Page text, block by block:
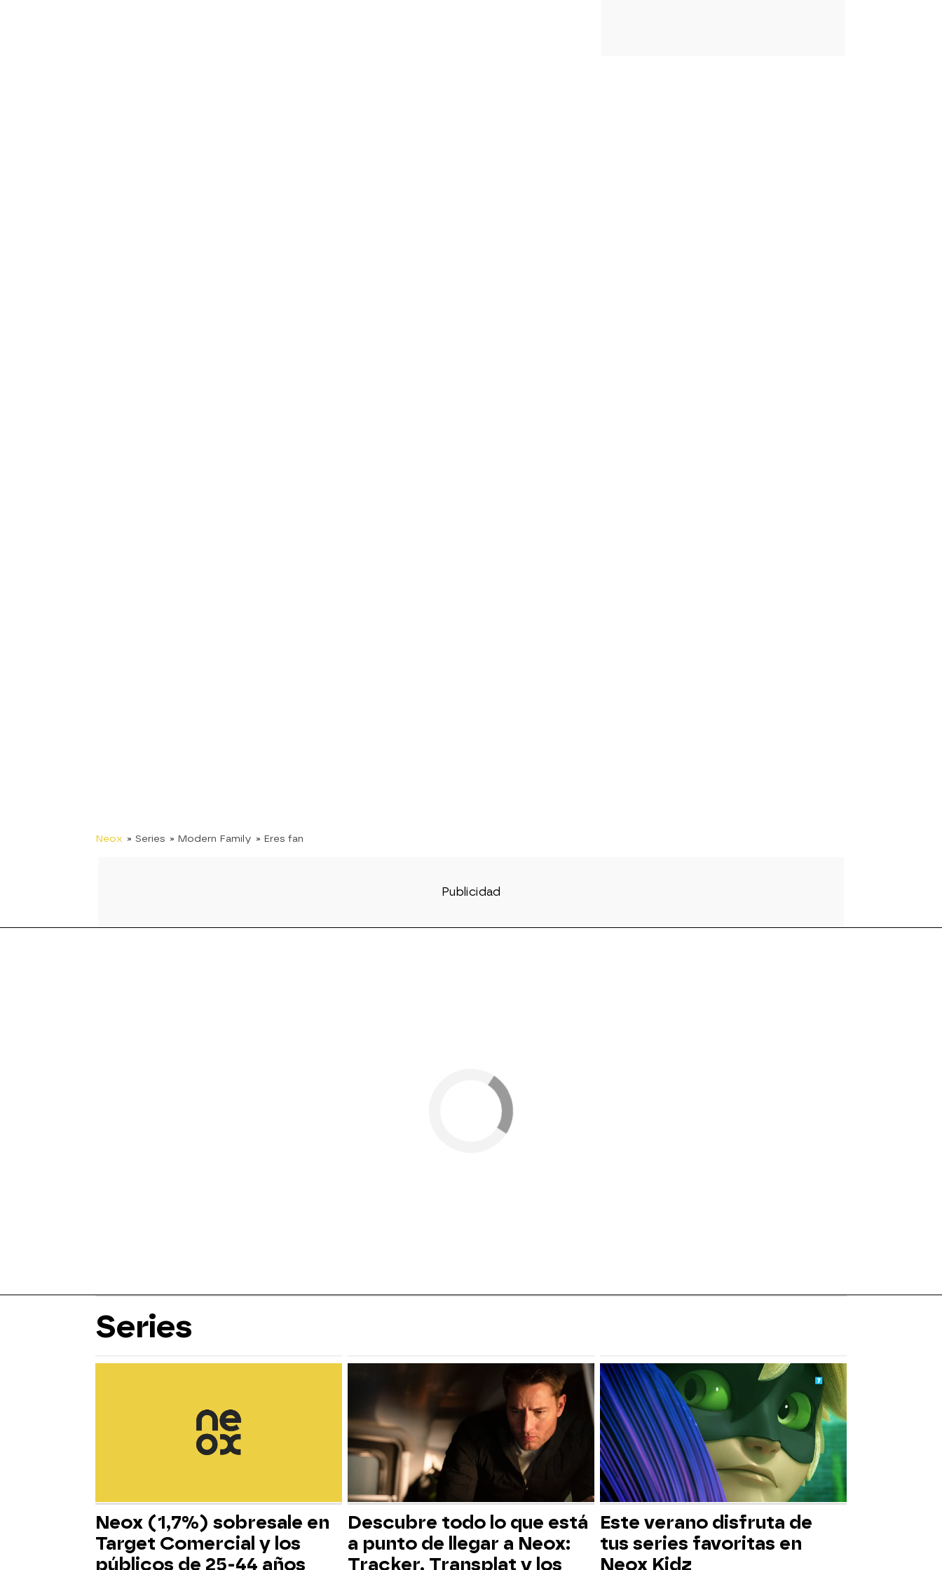
Neox » Series » Modern Family » Eres fan
Series
Neox (1,7%) sobresale en
Target Comercial y los
públicos de 25-44 años
Descubre todo lo que está
a punto de llegar a Neox:
Tracker, Transplat y los
Este verano disfruta de
tus series favoritas en
Neox Kidz